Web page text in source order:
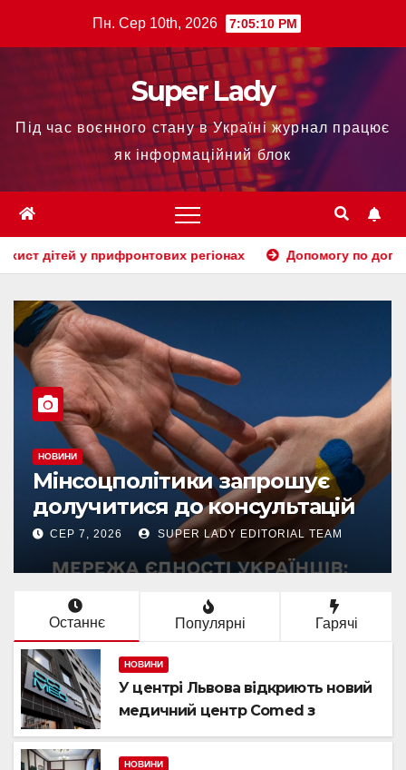
Пн. Сер 10th, 2026 7:05:12 PM
Super Lady
Під час воєнного стану в Україні журнал працює
як інформаційний блок
регіонах Допомогу по догляду за дитиною до
НОВИНИ
У центрі Львова відкриють
новий медичний центр
Comed з діагностикою
Siemens та можливістю
пройти чек-ап
СЕР 9, 2026 SUPER LADY EDITORIAL TEAM
Останнє Популярні Гарячі
НОВИНИ
У центрі Львова відкриють новий
медичний центр Comed з
діагностикою Siemens та
можливістю пройти чек-ап
НОВИНИ